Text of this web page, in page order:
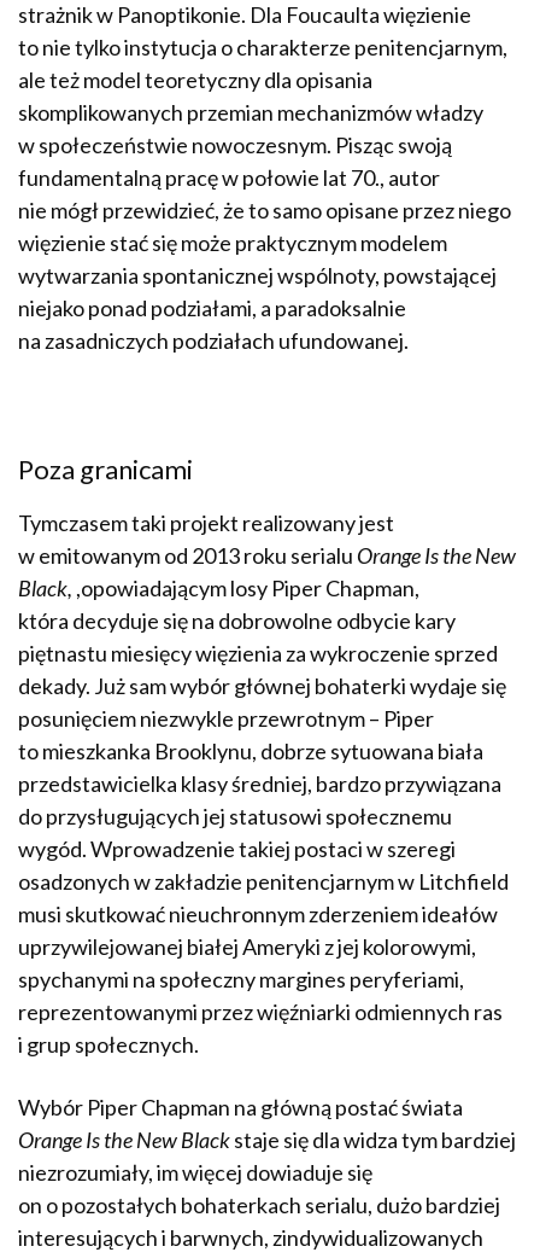
strażnik w Panoptikonie. Dla Foucaulta więzienie
to nie tylko instytucja o charakterze penitencjarnym,
ale też model teoretyczny dla opisania
skomplikowanych przemian mechanizmów władzy
w społeczeństwie nowoczesnym. Pisząc swoją
fundamentalną pracę w połowie lat 70., autor
nie mógł przewidzieć, że to samo opisane przez niego
więzienie stać się może praktycznym modelem
wytwarzania spontanicznej wspólnoty, powstającej
niejako ponad podziałami, a paradoksalnie
na zasadniczych podziałach ufundowanej.
Poza granicami
Tymczasem taki projekt realizowany jest
w emitowanym od 2013 roku serialu Orange Is the New
Black, ,opowiadającym losy Piper Chapman,
która decyduje się na dobrowolne odbycie kary
piętnastu miesięcy więzienia za wykroczenie sprzed
dekady. Już sam wybór głównej bohaterki wydaje się
posunięciem niezwykle przewrotnym – Piper
to mieszkanka Brooklynu, dobrze sytuowana biała
przedstawicielka klasy średniej, bardzo przywiązana
do przysługujących jej statusowi społecznemu
wygód. Wprowadzenie takiej postaci w szeregi
osadzonych w zakładzie penitencjarnym w Litchfield
musi skutkować nieuchronnym zderzeniem ideałów
uprzywilejowanej białej Ameryki z jej kolorowymi,
spychanymi na społeczny margines peryferiami,
reprezentowanymi przez więźniarki odmiennych ras
i grup społecznych.
Wybór Piper Chapman na główną postać świata
Orange Is the New Blackstaje się dla widza tym bardziej
niezrozumiały, im więcej dowiaduje się
on o pozostałych bohaterkach serialu, dużo bardziej
interesujących i barwnych, zindywidualizowanych